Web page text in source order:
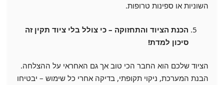
השוניות או ספינות טרופות.
הכנת הציוד והתחזוקה – כי צולל בלי ציוד תקין זה
סיכון למדת!
הציוד שלכם הוא החבר הכי טוב אך גם האחראי על ההצלחה.
הבנת המערכת, ניקוי תקופתי, בדיקה אחרי כל שימוש – יבטיחו